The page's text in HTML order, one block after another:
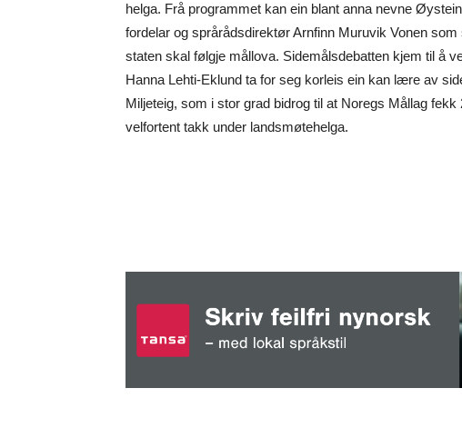
helga. Frå programmet kan ein blant anna nevne
fordelar og språrådsdirektør Arnfinn Muruvik Vonen
staten skal følgje mållova. Sidemålsdebatten kjem til å
Hanna Lehti-Eklund ta for seg korleis ein kan lære av
Miljeteig, som i stor grad bidrog til at Noregs Mållag
velfortent takk under landsmøtehelga.